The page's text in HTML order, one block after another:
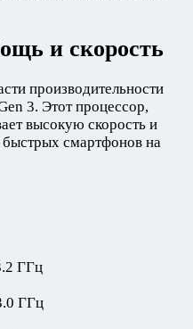
и скорость
производительности
3. Этот процессор,
высокую скорость и
смартфонов на
ГГц
ГГц